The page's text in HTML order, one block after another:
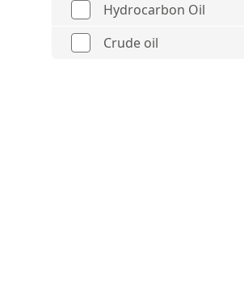
Hydrocarbon Oil
Crude oil